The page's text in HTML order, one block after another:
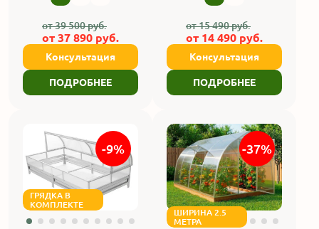
от39 500руб.
от 37 890 руб.
Консультация
ПОДРОБНЕЕ
от15 490руб.
от 14 490 руб.
Консультация
ПОДРОБНЕЕ
ГРЯДКА В
КОМПЛЕКТЕ
-9%
ШИРИНА 2.5
МЕТРА
-37%